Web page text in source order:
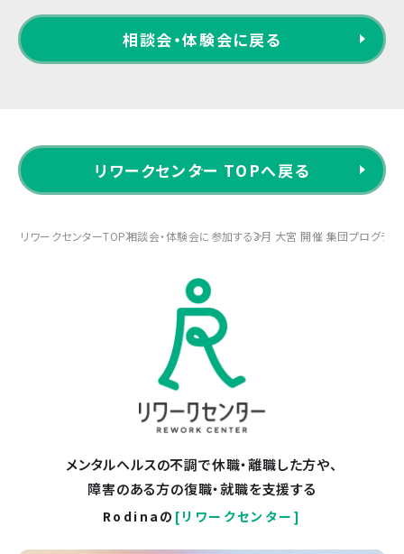
相談会・体験会に戻る
リワークセンター TOPへ戻る
リワークセンターTOP相談会・体験会に参加する3月 大宮 開催 集団プログラム
メンタルヘルスの不調で休職・離職した方や、
障害のある方の復職・就職を支援する
Rodinaの [リワークセンター]